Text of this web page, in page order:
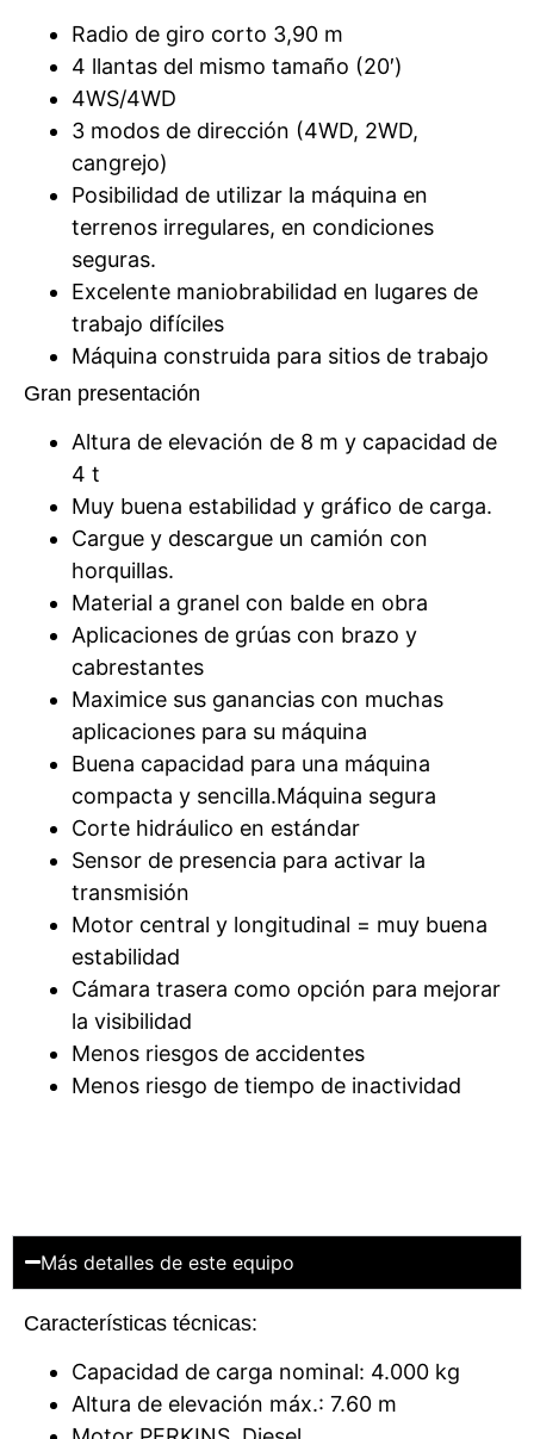
Radio de giro corto 3,90 m
4 llantas del mismo tamaño (20′)
4WS/4WD
3 modos de dirección (4WD, 2WD,
cangrejo)
Posibilidad de utilizar la máquina en
terrenos irregulares, en condiciones
seguras.
Excelente maniobrabilidad en lugares de
trabajo difíciles
Máquina construida para sitios de trabajo
Gran presentación
Altura de elevación de 8 m y capacidad de
4 t
Muy buena estabilidad y gráfico de carga.
Cargue y descargue un camión con
horquillas.
Material a granel con balde en obra
Aplicaciones de grúas con brazo y
cabrestantes
Maximice sus ganancias con muchas
aplicaciones para su máquina
Buena capacidad para una máquina
compacta y sencilla.Máquina segura
Corte hidráulico en estándar
Sensor de presencia para activar la
transmisión
Motor central y longitudinal = muy buena
estabilidad
Cámara trasera como opción para mejorar
la visibilidad
Menos riesgos de accidentes
Menos riesgo de tiempo de inactividad
Más detalles de este equipo
Características técnicas:
Capacidad de carga nominal: 4.000 kg
Altura de elevación máx.: 7.60 m